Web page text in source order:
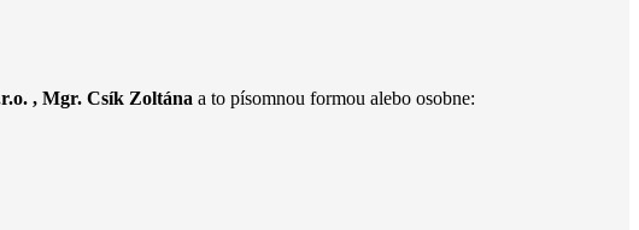
, Mgr. Csík Zoltána a to písomnou formou alebo osobne: